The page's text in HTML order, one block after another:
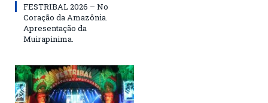
FESTRIBAL 2026 – No
Coração da Amazônia.
Apresentação da
Muirapinima.